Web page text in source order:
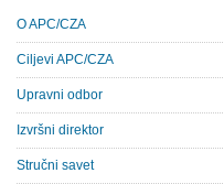
O APC/CZA
Ciljevi APC/CZA
Upravni odbor
Izvršni direktor
Stručni savet